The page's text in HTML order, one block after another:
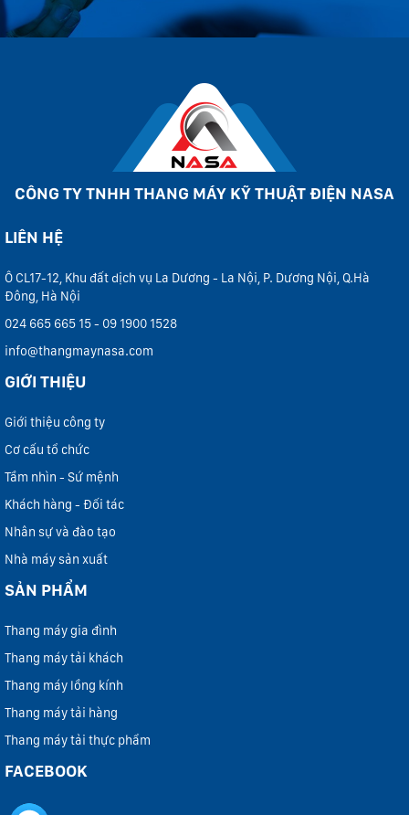
CÔNG TY TNHH THANG MÁY KỸ THUẬT ĐIỆN NASA
LIÊN HỆ
Ô CL17-12, Khu đất dịch vụ La Dương - La Nội, P. Dương Nội, Q.Hà
Đông, Hà Nội
024 665 665 15 - 09 1900 1528
info@thangmaynasa.com
GIỚI THIỆU
Giới thiệu công ty
Cơ cấu tổ chức
Tầm nhìn - Sứ mệnh
Khách hàng - Đối tác
Nhân sự và đào tạo
Nhà máy sản xuất
SẢN PHẨM
Thang máy gia đình
Thang máy tải khách
Thang máy lồng kính
Thang máy tải hàng
Thang máy tải thực phẩm
FACEBOOK